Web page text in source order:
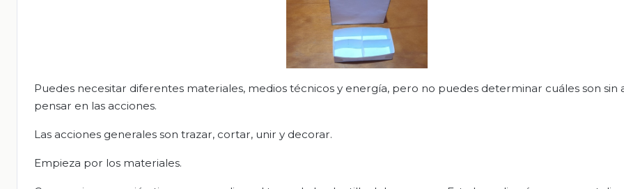
Puedes necesitar diferentes materiales, medios técnicos y energía, pero no puedes determinar cuáles son sin
pensar en las acciones.
Las acciones generales son trazar, cortar, unir y decorar.
Empieza por los materiales.